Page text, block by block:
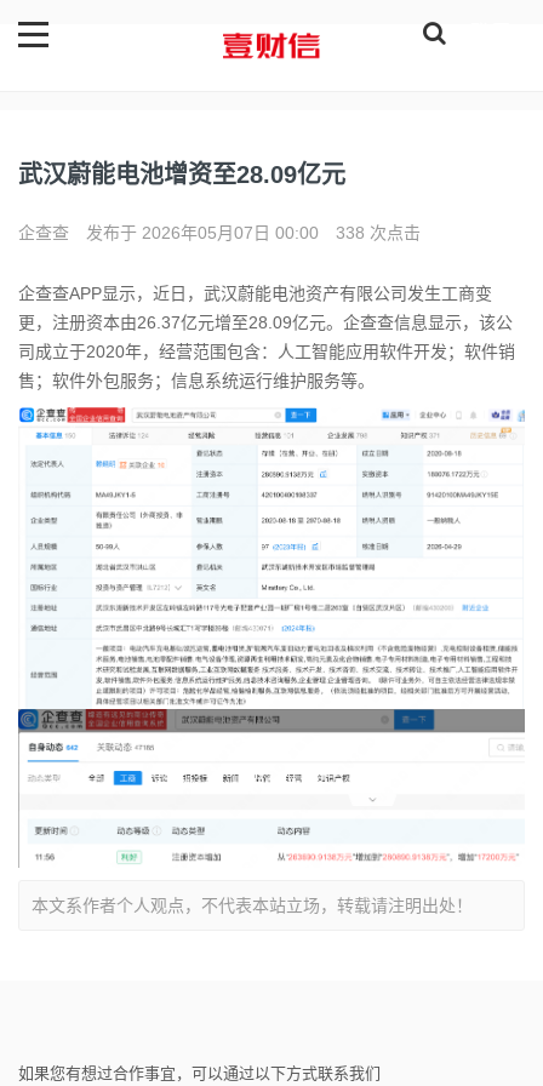
武汉蔚能电池增资至28.09亿元
企查查 发布于 2026年05月07日 00:00 338 次点击
企查查APP显示，近日，武汉蔚能电池资产有限公司发生工商变
更，注册资本由26.37亿元增至28.09亿元。企查查信息显示，该公
司成立于2020年，经营范围包含：人工智能应用软件开发；软件销
售；软件外包服务；信息系统运行维护服务等。
本文系作者个人观点，不代表本站立场，转载请注明出处！
如果您有想过合作事宜，可以通过以下方式联系我们